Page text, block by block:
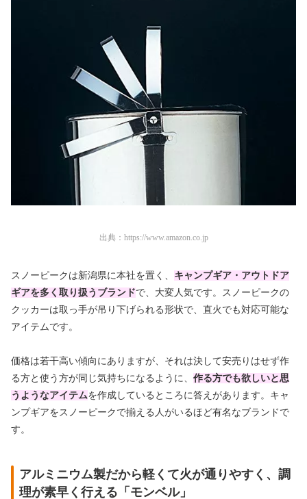
出典： https://www.amazon.co.jp
スノーピークは新潟県に本社を置く、 キャンプギア・アウトドア
ギアを多く取り扱うブランドで、大変人気です。スノーピークの
クッカーは取っ手が吊り下げられる形状で、直火でも対応可能な
アイテムです。
価格は若干高い傾向にありますが、それは決して安売りはせず作
る方と使う方が同じ気持ちになるように、 作る方でも欲しいと思
うようなアイテムを作成しているところに答えがあります。キャ
ンプギアをスノーピークで揃える人がいるほど有名なブランドで
す。
アルミニウム製だから軽くて火が通りやすく、調
理が素早く行える「モンベル」